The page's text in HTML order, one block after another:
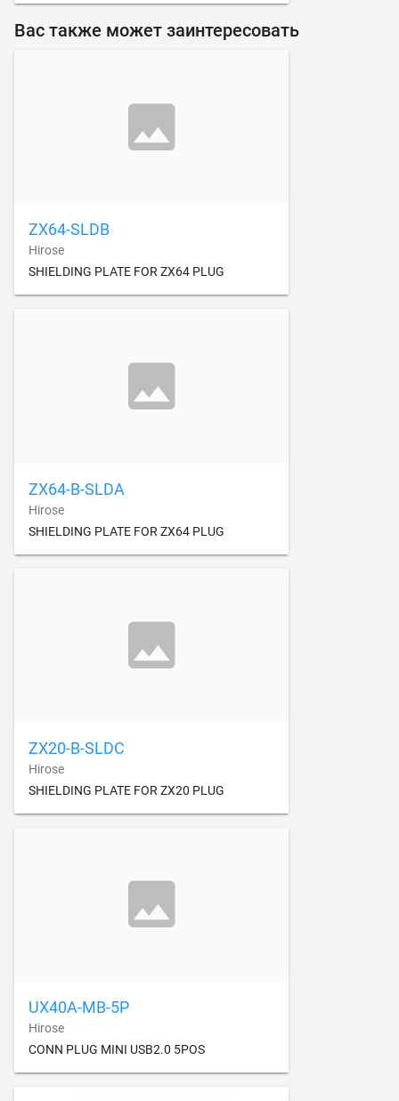
Вас также может заинтересовать
ZX64-SLDB
Hirose
SHIELDING PLATE FOR ZX64 PLUG
ZX64-B-SLDA
Hirose
SHIELDING PLATE FOR ZX64 PLUG
ZX20-B-SLDC
Hirose
SHIELDING PLATE FOR ZX20 PLUG
UX40A-MB-5P
Hirose
CONN PLUG MINI USB2.0 5POS